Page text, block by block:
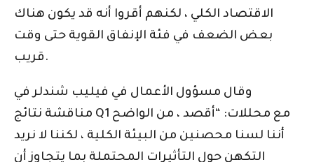
الاقتصاد الكلي ، لكنهم أقروا أنه قد يكون هناك
بعض الضعف في فئة الإنفاق القوية حتى وقت
قريب.
وقال مسؤول الأعمال في فيليب شندلر في
مناقشة نتائج Q1 مع محللات: “أقصد ، من الواضح
أننا لسنا محصنين من البيئة الكلية ، لكننا لا نريد
التكهن حول التأثيرات المحتملة بما يتجاوز أن